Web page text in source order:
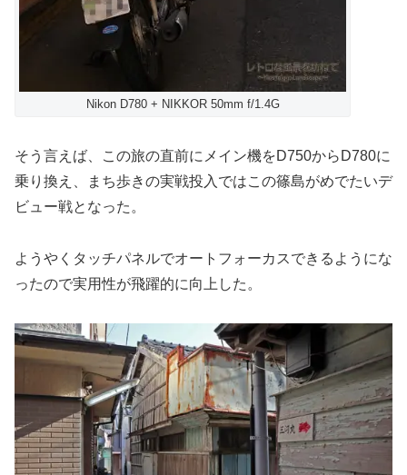
Nikon D780 + NIKKOR 50mm f/1.4G
そう言えば、この旅の直前にメイン機をD750からD780に
乗り換え、まち歩きの実戦投入ではこの篠島がめでたいデ
ビュー戦となった。
ようやくタッチパネルでオートフォーカスできるようにな
ったので実用性が飛躍的に向上した。